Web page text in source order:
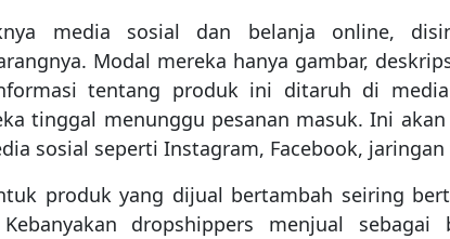
media sosial dan belanja online,
Modal mereka hanya gambar,
tentang produk ini ditaruh di
tinggal menunggu pesanan masuk. Ini
sosial seperti Instagram, Facebook,
produk yang dijual bertambah seiring
dropshippers menjual